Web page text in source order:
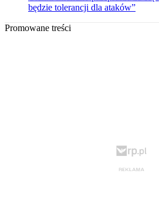
będzie tolerancji dla ataków”
Promowane treści